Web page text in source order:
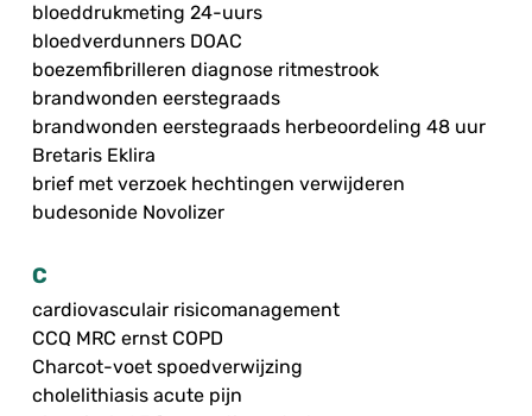
bloeddrukmeting 24-uurs
bloedverdunners DOAC
boezemfibrilleren diagnose ritmestrook
brandwonden eerstegraads
brandwonden eerstegraads herbeoordeling 48 uur
Bretaris Eklira
brief met verzoek hechtingen verwijderen
budesonide Novolizer
C
cardiovasculair risicomanagement
CCQ MRC ernst COPD
Charcot-voet spoedverwijzing
cholelithiasis acute pijn